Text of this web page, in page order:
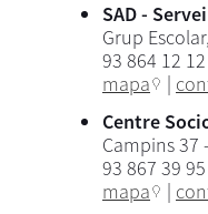
SAD -
Grup
93 864 12 12
mapa
|
Centre
Campins 37
93 867 39 95
mapa
|